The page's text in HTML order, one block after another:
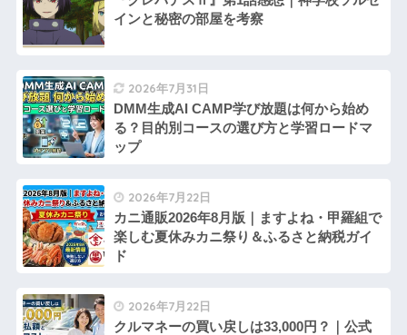
インと秘密の部屋を考察
2026年7月31日
DMM生成AI CAMP学び放題は何から始め
る？目的別コースの選び方と学習ロードマ
ップ
2026年7月22日
カニ通販2026年8月版｜ますよね・甲羅組で
楽しむ夏休みカニ祭り＆ふるさと納税ガイ
ド
2026年7月22日
クルマネーの買い戻しは33,000円？｜公式